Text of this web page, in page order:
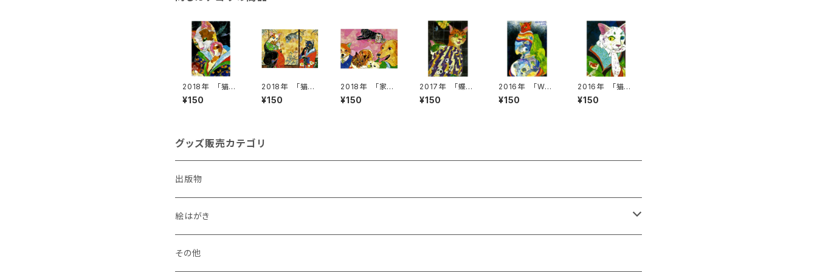
2018年 「猫美
人～化粧～」絵
はがき
¥150
2018年 「猫美
人～平目焼きの
誘惑～」絵はが
¥150
2018年 「家族
の情景～dogs
~」絵はがき
¥150
2017年 「蝶よ
花よ」絵はがき
¥150
2016年 「WEA
RING LIFE」絵
はがき
¥150
2016年 「猫美
人～金魚の夢
～」
¥150
グッズ販売カテゴリ
出版物
絵はがき
犬
その他